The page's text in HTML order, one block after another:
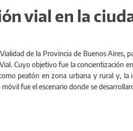
vial en la
de la Provincia de Buenos Aires,
Cuyo objetivo fue la concientización
peatón en zona urbana y rural y, la
fue el escenario donde se